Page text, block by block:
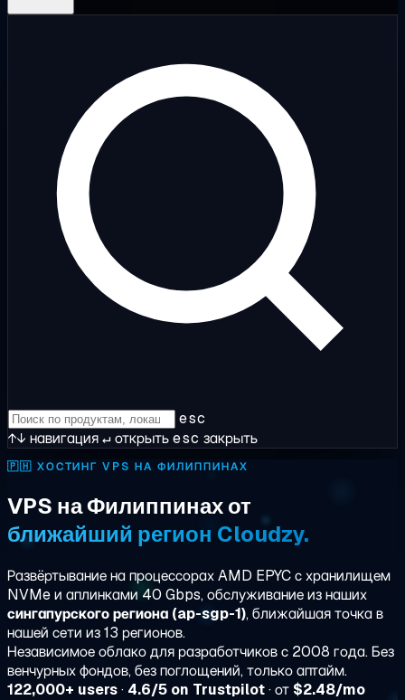
esc
↑↓ навигация↵открытьesc закрыть
🇵🇭 ХОСТИНГ VPS НА ФИЛИППИНАХ
VPS на Филиппинах от
ближайший регион Cloudzy.
Развёртывание на процессорах AMD EPYC с хранилищем
NVMe и аплинками 40 Gbps, обслуживание из наших
сингапурского региона (ap-sgp-1), ближайшая точка в
нашей сети из 13 регионов.
Независимое облако для разработчиков с 2008 года. Без
венчурных фондов, без поглощений, только аптайм.
122,000+ users· 4.6/5 on Trustpilot· от $2.48/mo